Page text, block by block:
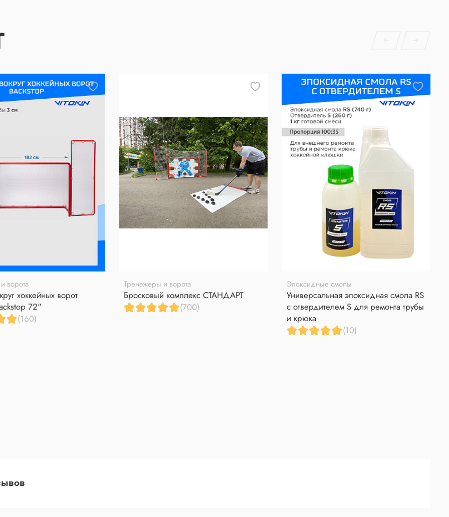
ворота
хоккейных ворот
72"
(160)
Тренажеры и ворота
Бросковый комплекс СТАНДАРТ
(700)
Эпоксидные смолы
Универсальная эпоксидная смола RS
с отвердителем S для ремонта трубы
и крюка
(10)